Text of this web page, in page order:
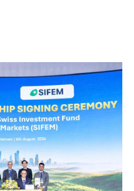
Từ thiện châu Á